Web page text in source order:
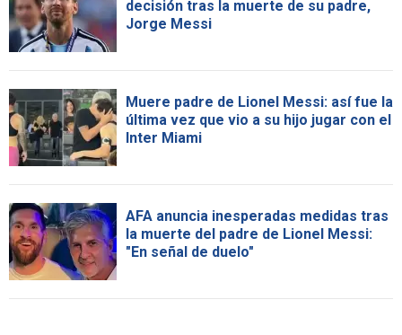
decisión tras la muerte de su padre,
Jorge Messi
Muere padre de Lionel Messi: así fue la
última vez que vio a su hijo jugar con el
Inter Miami
AFA anuncia inesperadas medidas tras
la muerte del padre de Lionel Messi:
"En señal de duelo"